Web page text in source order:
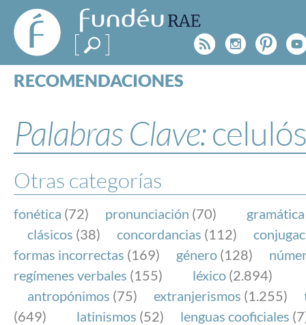
FundéuRAE
- Fundación
del Español
Urgente
Rss
RECOMENDACIONES
ESPECIALES
BLOG
NOTICIAS
SOBRE LA FUNDÉURAE
FundéuRAE es una fundación patrocinada por la
y la Real Academia Española, cuyo objetivo es
el buen uso del español en los medios de
Internet.
Palabras Clave:
Otras categorías
fonética (72) pronunciación (70) gramática
clásicos (38) concordancias (112)
formas incorrectas (169) género (128)
regímenes verbales (155) léxico (2.894)
antropónimos (75) extranjerismos (1.255)
(649)
latinismos (52) lenguas cooficiales